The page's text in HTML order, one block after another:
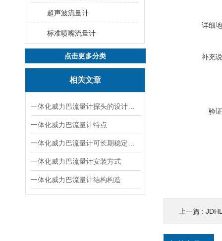
超声波流量计
标准喷嘴流量计
点击更多分类
相关文章
一体化威力巴流量计特点
一体化威力巴流量计安装方式
一体化威力巴流量计结构构造
详细
补充
验
上一篇 :